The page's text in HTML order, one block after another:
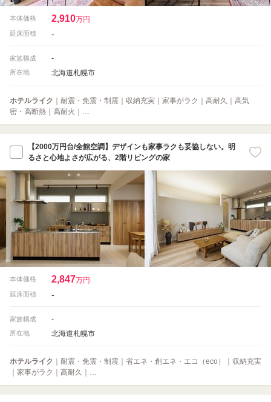
本体価格 2,910万円
延床面積 -
家族構成 -
所在地 北海道札幌市
ホテルライク ｜耐震・免震・制震｜収納充実｜家事がラク｜高耐久｜高気
密・高断熱｜高耐火｜…
【2000万円台/全館空調】デザインも家事ラクも妥協しない。明
るさと心地よさが広がる、2階リビングの家
本体価格 2,847万円
延床面積 -
家族構成 -
所在地 北海道札幌市
ホテルライク ｜耐震・免震・制震｜省エネ・創エネ・エコ（eco）｜収納充実
｜家事がラク｜高耐久｜…